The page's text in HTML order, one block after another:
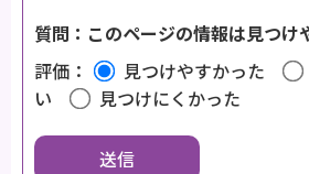
質問：このページの情報は見つけ
評価：
見つけやすかった
い
見つけにくかった